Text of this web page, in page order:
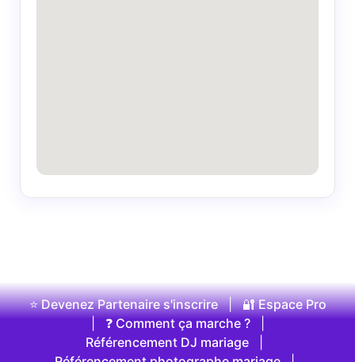
⭐ Devenez Partenaire s'inscrire |
🔐 Espace Pro
❓ Comment ça marche ?
Référencement DJ mariage